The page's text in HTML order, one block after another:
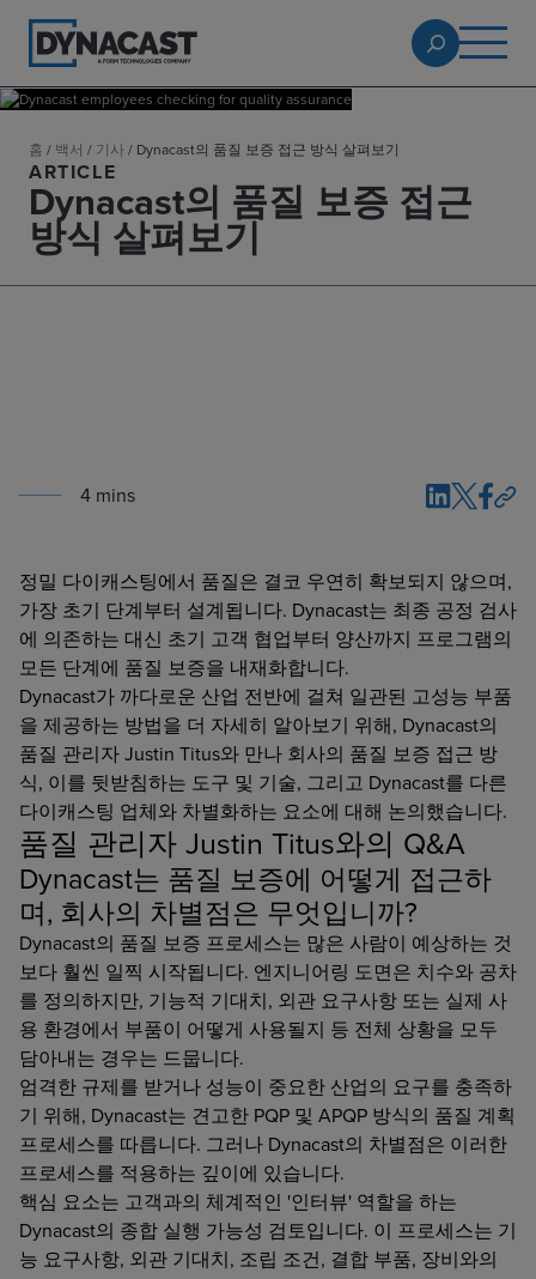
홈 / 백서 / 기사 / Dynacast의 품질 보증 접근 방식 살펴보기
ARTICLE
Dynacast의 품질 보증 접근
방식 살펴보기
4 mins
정밀 다이캐스팅에서 품질은 결코 우연히 확보되지 않으며,
가장 초기 단계부터 설계됩니다. Dynacast는 최종 공정 검사
에 의존하는 대신 초기 고객 협업부터 양산까지 프로그램의
모든 단계에 품질 보증을 내재화합니다.
Dynacast가 까다로운 산업 전반에 걸쳐 일관된 고성능 부품
을 제공하는 방법을 더 자세히 알아보기 위해, Dynacast의
품질 관리자 Justin Titus와 만나 회사의 품질 보증 접근 방
식, 이를 뒷받침하는 도구 및 기술, 그리고 Dynacast를 다른
다이캐스팅 업체와 차별화하는 요소에 대해 논의했습니다.
품질 관리자 Justin Titus와의 Q&A
Dynacast는 품질 보증에 어떻게 접근하
며, 회사의 차별점은 무엇입니까?
Dynacast의 품질 보증 프로세스는 많은 사람이 예상하는 것
보다 훨씬 일찍 시작됩니다. 엔지니어링 도면은 치수와 공차
를 정의하지만, 기능적 기대치, 외관 요구사항 또는 실제 사
용 환경에서 부품이 어떻게 사용될지 등 전체 상황을 모두
담아내는 경우는 드뭅니다.
엄격한 규제를 받거나 성능이 중요한 산업의 요구를 충족하
기 위해, Dynacast는 견고한 PQP 및 APQP 방식의 품질 계획
프로세스를 따릅니다. 그러나 Dynacast의 차별점은 이러한
프로세스를 적용하는 깊이에 있습니다.
핵심 요소는 고객과의 체계적인 '인터뷰' 역할을 하는
Dynacast의 종합 실행 가능성 검토입니다. 이 프로세스는 기
능 요구사항, 외관 기대치, 조립 조건, 결합 부품, 장비와의